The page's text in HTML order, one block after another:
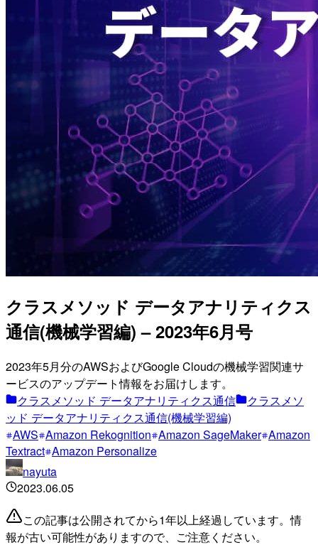
クラスメソッド データアナリティクス
通信(機械学習編) – 2023年6月号
2023年5月分のAWSおよびGoogle Cloudの機械学習関連サ
ービスのアップデート情報をお届けします。
クラスメソッド データアナリティクス通信
クラスメソ
ッド データアナリティクス通信(機械学習編)
AWS Amazon Rekognition Amazon SageMaker Amazon
Textract Amazon Personalize
nayuta
2023.06.05
この記事は公開されてから1年以上経過しています。情
報が古い可能性がありますので、ご注意ください。